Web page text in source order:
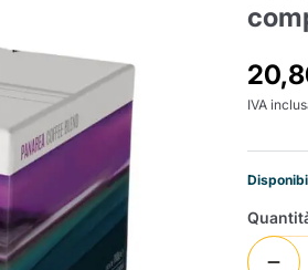
Dolce Vita
A Modo Mio Cialda Ese 44
Illy Iperespresso
Cialde Ese
Delizie e Zucchero Portacapsule e
IVA